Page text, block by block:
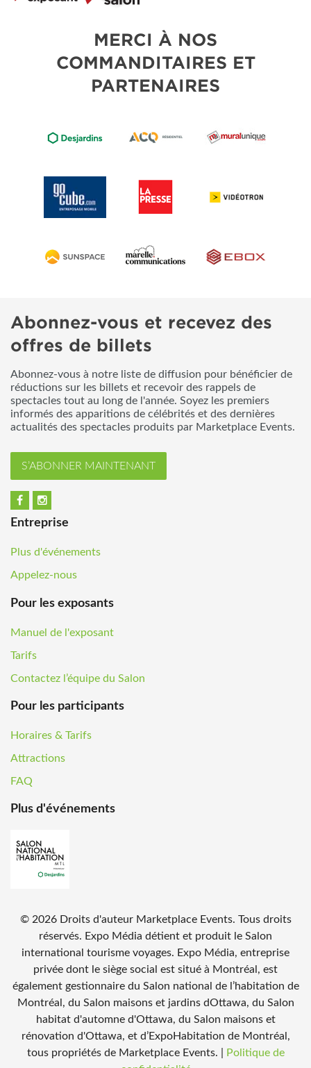
MERCI À NOS
COMMANDITAIRES ET
PARTENAIRES
Abonnez-vous et recevez des
offres de billets
Abonnez-vous à notre liste de diffusion pour bénéficier de
réductions sur les billets et recevoir des rappels de
spectacles tout au long de l'année. Soyez les premiers
informés des apparitions de célébrités et des dernières
actualités des spectacles produits par Marketplace Events.
S’ABONNER MAINTENANT
Entreprise
Plus d'événements
Appelez-nous
Pour les exposants
Manuel de l'exposant
Tarifs
Contactez l’équipe du Salon
Pour les participants
Horaires & Tarifs
Attractions
FAQ
Plus d'événements
©2026 Droits d'auteur Marketplace Events. Tous droits
réservés. Expo Média détient et produit le Salon
international tourisme voyages. Expo Média, entreprise
privée dont le siège social est situé à Montréal, est
également gestionnaire du Salon national de l’habitation de
Montréal, du Salon maisons et jardins dOttawa, du Salon
habitat d'automne d'Ottawa, du Salon maisons et
rénovation d'Ottawa, et d’ExpoHabitation de Montréal,
tous propriétés de Marketplace Events.
Politique de